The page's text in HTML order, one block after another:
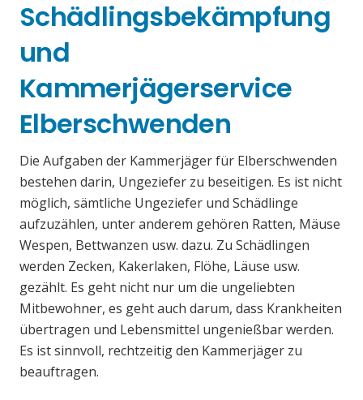
Schädlingsbekämpfung
und
Kammerjägerservice
Elberschwenden
Die Aufgaben der Kammerjäger für Elberschwenden
bestehen darin, Ungeziefer zu beseitigen. Es ist nicht
möglich, sämtliche Ungeziefer und Schädlinge
aufzuzählen, unter anderem gehören Ratten, Mäuse
Wespen, Bettwanzen usw. dazu. Zu Schädlingen
werden Zecken, Kakerlaken, Flöhe, Läuse usw.
gezählt. Es geht nicht nur um die ungeliebten
Mitbewohner, es geht auch darum, dass Krankheiten
übertragen und Lebensmittel ungenießbar werden.
Es ist sinnvoll, rechtzeitig den Kammerjäger zu
beauftragen.